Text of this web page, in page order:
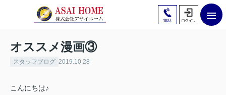
オススメ漫画③
スタッフブログ 2019.10.28
こんにちは♪